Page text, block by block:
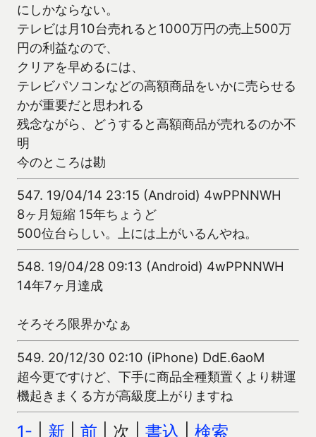
にしかならない。
テレビは月10台売れると1000万円の売上500万
円の利益なので、
クリアを早めるには、
テレビパソコンなどの高額商品をいかに売らせる
かが重要だと思われる
残念ながら、どうすると高額商品が売れるのか不
明
今のところは勘
547. 19/04/14 23:15 (Android) 4wPPNNWH
8ヶ月短縮 15年ちょうど
500位台らしい。上には上がいるんやね。
548. 19/04/28 09:13 (Android) 4wPPNNWH
14年7ヶ月達成
そろそろ限界かなぁ
549. 20/12/30 02:10 (iPhone) DdE.6aoM
超今更ですけど、下手に商品全種類置くより耕運
機起きまくる方が高級度上がりますね
1- 新 前 | 次 | 書込 検索